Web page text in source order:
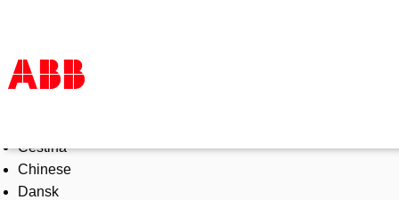
Products & Solutions
Industries
Services
Čeština
Chinese
Dansk